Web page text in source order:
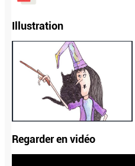
Illustration
Regarder en vidéo